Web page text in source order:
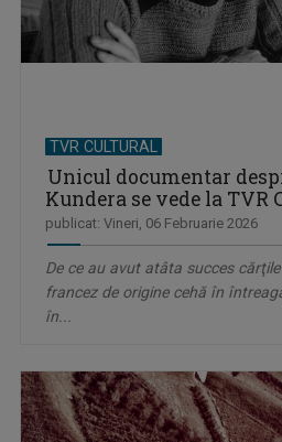
TVR CULTURAL
Unicul documentar
Kundera se vede la TVR
publicat: Vineri, 06 Februarie 2026
De ce au avut atâta succes
francez de origine cehă în
în...